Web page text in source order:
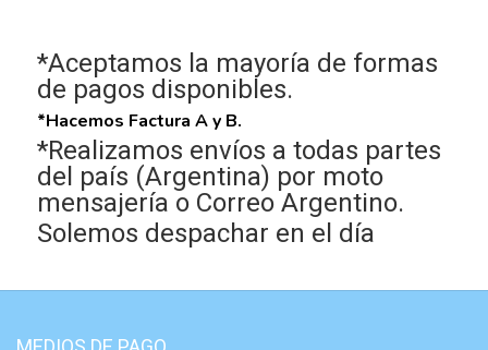
*Aceptamos la mayoría de formas
de pagos disponibles.
*Hacemos Factura A y B.
*Realizamos envíos a todas partes
del país (Argentina) por moto
mensajería o Correo Argentino.
Solemos despachar en el día